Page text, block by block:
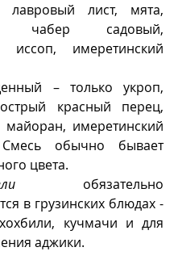
лавровый лист, мята,
чабер садовый,
иссоп, имеретинский
– только укроп,
красный перец,
майоран, имеретинский
обычно бывает
цвета.
обязательно
в грузинских блюдах -
кучмачи и для
аджики.